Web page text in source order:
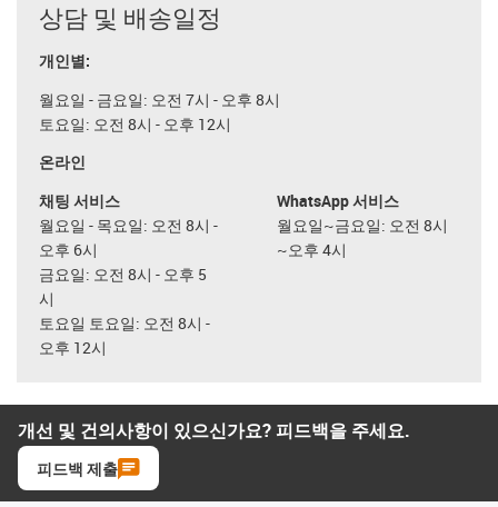
상담 및 배송일정
개인별:
월요일 - 금요일: 오전 7시 - 오후 8시
토요일: 오전 8시 - 오후 12시
온라인
채팅 서비스
월요일 - 목요일: 오전 8시 -
오후 6시
금요일: 오전 8시 - 오후 5
시
토요일 토요일: 오전 8시 -
오후 12시
WhatsApp 서비스
월요일~금요일: 오전 8시
~오후 4시
개선 및 건의사항이 있으신가요? 피드백을 주세요.
피드백 제출